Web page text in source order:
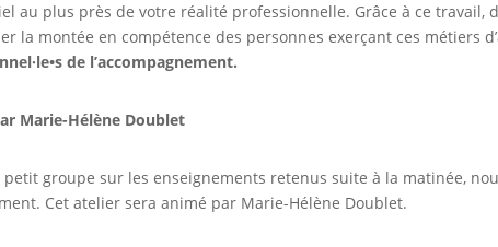
au plus près de votre réalité professionnelle. Grâce à ce travail,
la montée en compétence des personnes exerçant ces métiers
de l’accompagnement.
Marie-Hélène Doublet
groupe sur les enseignements retenus suite à la matinée,
Cet atelier sera animé par Marie-Hélène Doublet.